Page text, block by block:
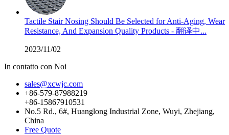
Tactile Stair Nosing Should Be Selected for Anti-Aging, Wear
Resistance, And Expansion Quality Products - 翻译中...
2023/11/02
In contatto con Noi
sales@xcwjc.com
+86-579-87988219
+86-15867910531
No.5 Rd., 6#, Huanglong Industrial Zone, Wuyi, Zhejiang,
China
Free Quote